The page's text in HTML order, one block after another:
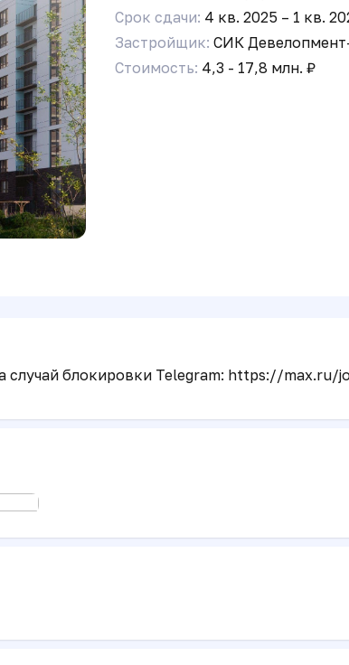
Срок сдачи: 4 кв. 2025 – 1 кв.
Застройщик: СИК
Стоимость: 4,3 - 17,8 млн. ₽
случай блокировки Telegram: https://
блокировки Telegram: https://max.ru/
пустая,